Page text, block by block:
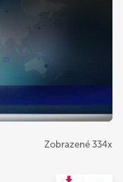
Zobrazené 334x